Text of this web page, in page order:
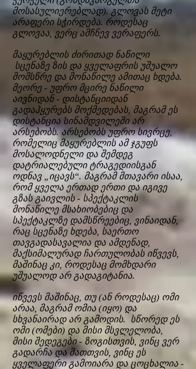
მოსასულიერებლად). გლოვას მეტი
არაფერი სჭირდება. როდესაც
გლოვაა, ვერც ამჩნევ ვერაფერს.
მაყურებლის ძირითად ნაწილი
სცენაზე ზის და ყველაფრის უშუალო
მომსწრე და მონაწილე ამითაც ხდება.
მეორე - უფრო მცირე ნაწილი
აივნიდან - დისტანციიდან
გადაჰყურებს მოქმედებას, მაგრამ ეს
დისტანცია სინამდვილეში არ
არსებობს. არსებობს უფრო სივრცე,
რომელიც მაყურებლის ამ ჯგუფს
მოსალოდნელი და შემდეგ
დატრიალებული ტრაგედიისგან
ოდნავ „იცავს“. მაგრამ მთავარი ისაა,
რომ ყველა ერთად ერთი და იგივე
გზას გაივლის - სპექტაკლის
მონაწილე მსახიობებიც და
სპექტაკლზე დამსწრეებიც, ვინაიდან,
რაც სცენაზე ხდება, საერთო
თავგადასავალია და ამდენად,
მაქსიმალურად ჩართულობას იწვევს,
მაშინაც კი, როდესაც მომხდარი
უშუალოდ არ გადაგიტანია.
იწვევს მაშინაც, თუ (ან როდესაც) ომი
არაა, მაგრამ ომია (იყო) და
სხვანაირად არ გამოდის. სწორედ ეს
ომი (ომები) და მისი მსვლელობა,
მისი შედეგები - ზოგისთვის, ვინც ვერ
გადარჩა და მათთვის, ვინც ეს
ყველაფერი გამოიარა და ცოცხალია -